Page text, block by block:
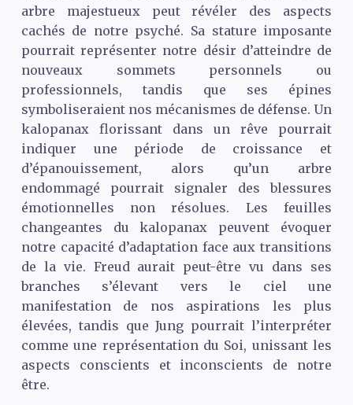
arbre majestueux peut révéler des aspects
cachés de notre psyché. Sa stature imposante
pourrait représenter notre désir d’atteindre de
nouveaux sommets personnels ou
professionnels, tandis que ses épines
symboliseraient nos mécanismes de défense. Un
kalopanax florissant dans un rêve pourrait
indiquer une période de croissance et
d’épanouissement, alors qu’un arbre
endommagé pourrait signaler des blessures
émotionnelles non résolues. Les feuilles
changeantes du kalopanax peuvent évoquer
notre capacité d’adaptation face aux transitions
de la vie. Freud aurait peut-être vu dans ses
branches s’élevant vers le ciel une
manifestation de nos aspirations les plus
élevées, tandis que Jung pourrait l’interpréter
comme une représentation du Soi, unissant les
aspects conscients et inconscients de notre
être.